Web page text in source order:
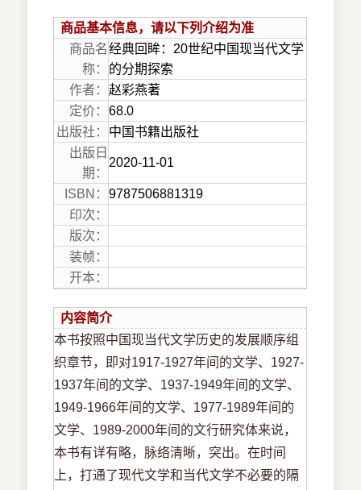
商品基本信息，请以下列介绍为准
商品名
称：
经典回眸：20世纪中国现当代文学
的分期探索
作者： 赵彩燕著
定价： 68.0
出版社： 中国书籍出版社
出版日
期：
2020-11-01
ISBN： 9787506881319
印次：
版次：
装帧：
开本：
内容简介
本书按照中国现当代文学历史的发展顺序组
织章节，即对1917-1927年间的文学、1927-
1937年间的文学、1937-1949年间的文学、
1949-1966年间的文学、1977-1989年间的
文学、1989-2000年间的文行研究体来说，
本书有详有略，脉络清晰，突出。在时间
上，打通了现代文学和当代文学不必要的隔